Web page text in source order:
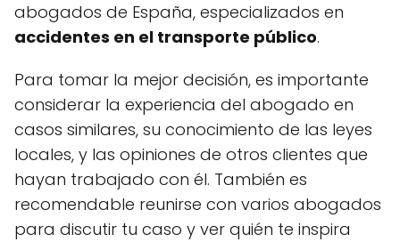
abogados de España, especializados en
accidentes en el transporte público.
Para tomar la mejor decisión, es importante
considerar la experiencia del abogado en
casos similares, su conocimiento de las leyes
locales, y las opiniones de otros clientes que
hayan trabajado con él. También es
recomendable reunirse con varios abogados
para discutir tu caso y ver quién te inspira